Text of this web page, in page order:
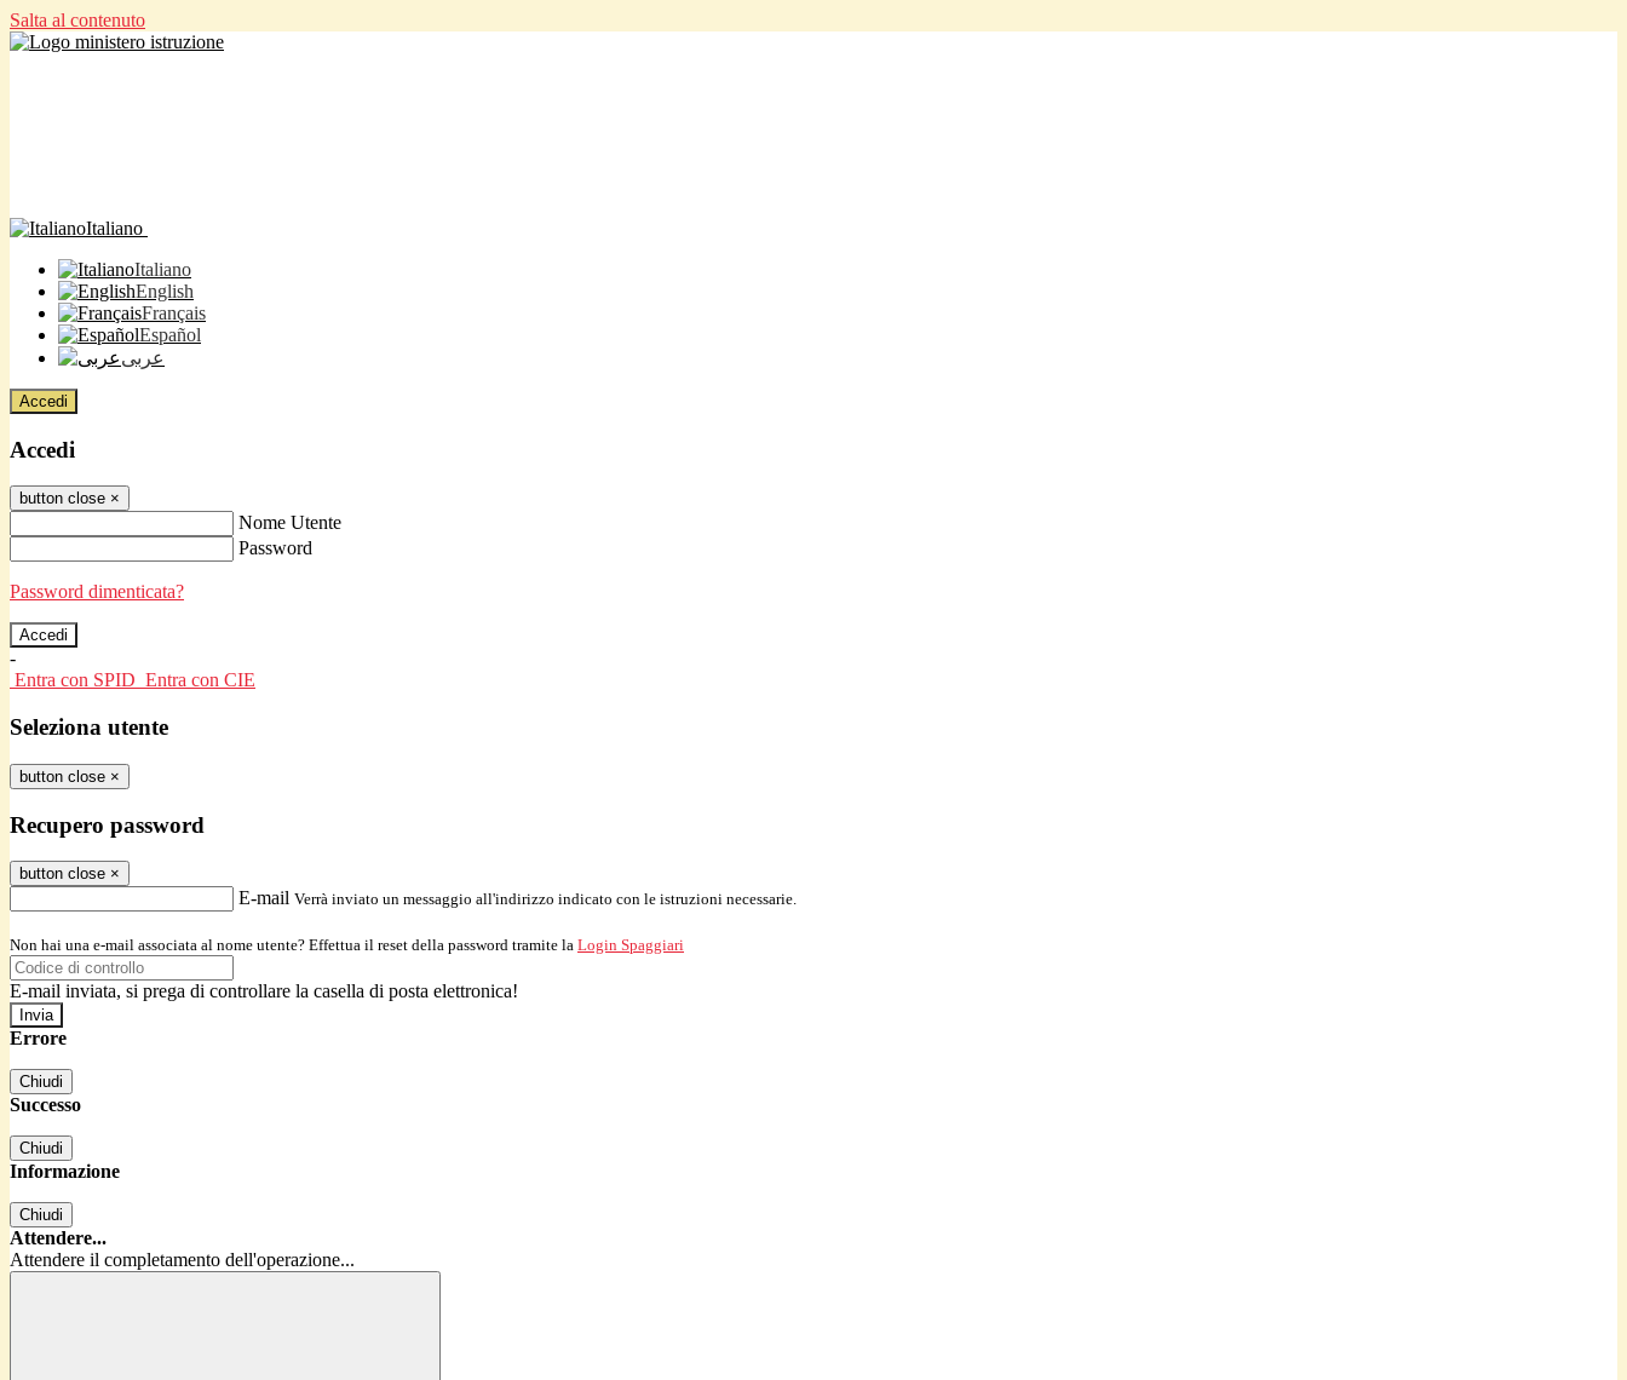
Salta al contenuto
Italiano
Italiano
English
Français
Español
عربى
Accedi
Accedi
button close ×
Nome Utente
Password
Password dimenticata?
-
Entra con SPID Entra con CIE
Seleziona utente
button close ×
Recupero password
button close ×
E-mail Verrà inviato un messaggio all'indirizzo indicato con le istruzioni necessarie.
Non hai una e-mail associata al nome utente? Effettua il reset della password tramite la Login Spaggiari
E-mail inviata, si prega di controllare la casella di posta elettronica!
Errore
Chiudi
Successo
Chiudi
Informazione
Chiudi
Attendere...
Attendere il completamento dell'operazione...